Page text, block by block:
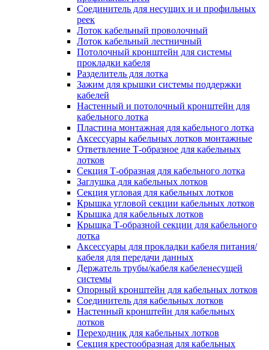
Соединитель для несущих и и профильных
реек
Лоток кабельный проволочный
Лоток кабельный лестничный
Потолочный кронштейн для системы
прокладки кабеля
Разделитель для лотка
Зажим для крышки системы поддержки
кабелей
Настенный и потолочный кронштейн для
кабельного лотка
Пластина монтажная для кабельного лотка
Аксессуары кабельных лотков монтажные
Ответвление Т-образное для кабельных
лотков
Секция Т-образная для кабельного лотка
Заглушка для кабельных лотков
Секция угловая для кабельных лотков
Крышка угловой секции кабельных лотков
Крышка для кабельных лотков
Крышка Т-образной секции для кабельного
лотка
Аксессуары для прокладки кабеля питания/
кабеля для передачи данных
Держатель трубы/кабеля кабеленесущей
системы
Опорный кронштейн для кабельных лотков
Соединитель для кабельных лотков
Настенный кронштейн для кабельных
лотков
Переходник для кабельных лотков
Секция крестообразная для кабельных